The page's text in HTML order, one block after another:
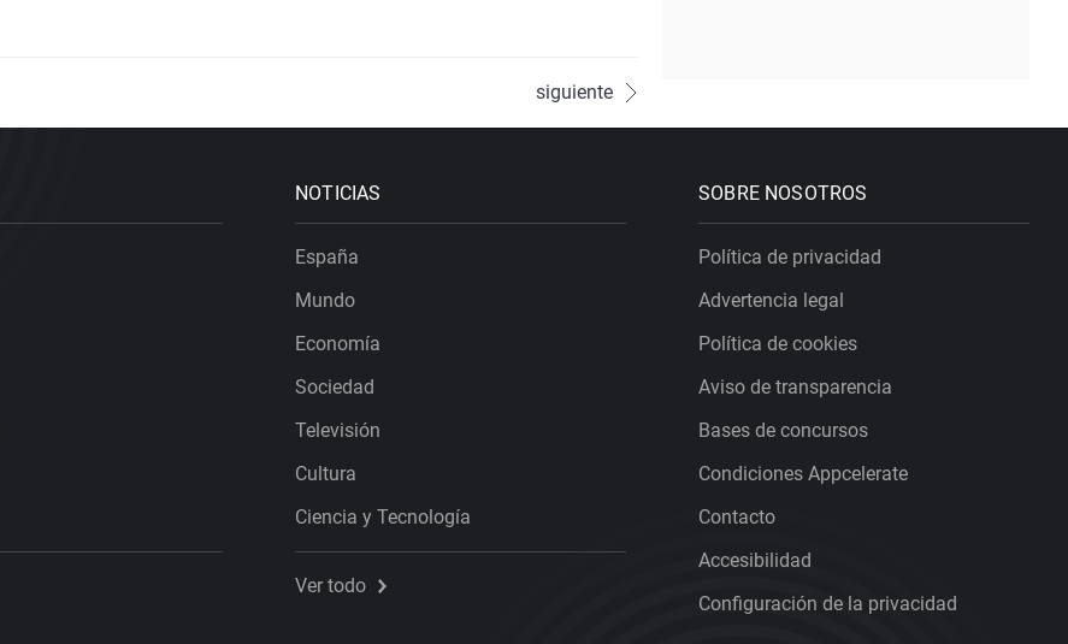
siguiente
NOTICIAS
España
Mundo
Economía
Sociedad
Televisión
Cultura
Ciencia y Tecnología
Ver todo
SOBRE NOSOTROS
Política de privacidad
Advertencia legal
Política de cookies
Aviso de transparencia
Bases de concursos
Condiciones Appcelerate
Contacto
Accesibilidad
Configuración de la privacidad